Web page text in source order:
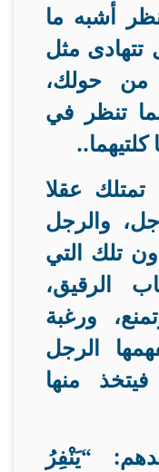
أشبه ما
تتهادى مثل
حولك،
تنظر في
..
تمتلك عقلا
والرجل
تلك التي
الرقيق،
ورغبة
الرجل
منها
“يَنْفِرُ